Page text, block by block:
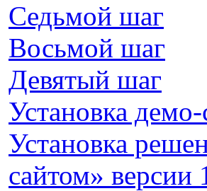
Седьмой шаг
Восьмой шаг
Девятый шаг
Установка
Установка
сайтом»